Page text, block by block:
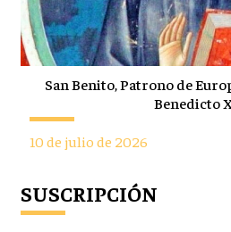
San Benito, Patrono de
Benedicto
10 de julio de 2026
SUSCRIPCIÓN